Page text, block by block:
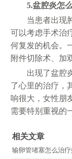
5.盆腔炎怎
当患者出现
可以考虑手术治
何复发的机会。
附件切除术、加
出现了盆腔
了心里的治疗，
响很大，女性朋
需要特别重视的
相关文章
输卵管堵塞怎么治